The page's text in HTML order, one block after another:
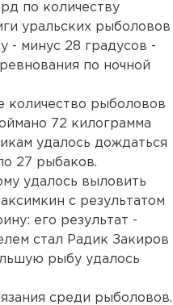
по количеству
уральских рыболовов
- минус 28 градусов -
по ночной
количество рыболовов
72 килограмма
удалось дождаться
27 рыбаков.
удалось выловить
с результатом
его результат -
стал Радик Закиров
рыбу удалось
среди рыболовов.